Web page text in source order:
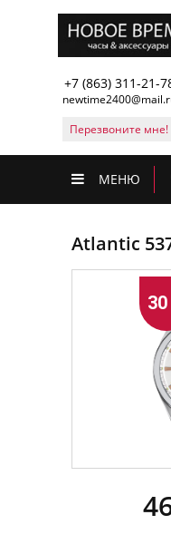
+7 (863) 311-21-
Перезвоните мне!
МЕНЮ
Atlantic
30